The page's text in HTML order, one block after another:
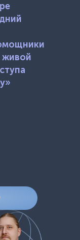
живой